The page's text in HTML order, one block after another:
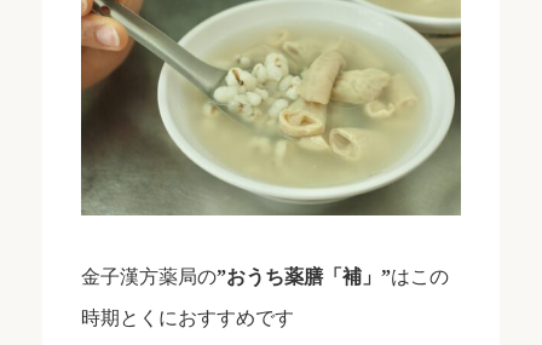
金子漢方薬局の”おうち薬膳「補」”はこの
時期とくにおすすめです